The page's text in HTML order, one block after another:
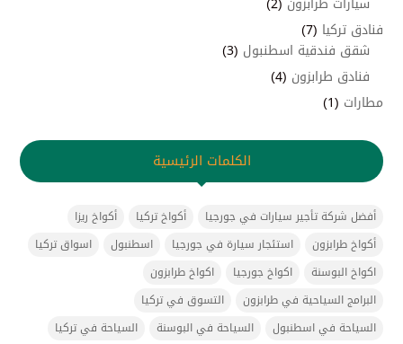
فنادق تركيا (7)
شقق فندقية اسطنبول (3)
فنادق طرابزون (4)
مطارات (1)
الكلمات الرئيسية
أفضل شركة تأجير سيارات في جورجيا أكواخ تركيا
أكواخ ريزا
أكواخ طرابزون
استئجار سيارة في جورجيا اسطنبول
اسواق تركيا
اكواخ البوسنة
اكواخ جورجيا
اكواخ طرابزون
البرامج السياحية في طرابزون
التسوق في تركيا
السياحة في اسطنبول
السياحة في البوسنة
السياحة في تركيا